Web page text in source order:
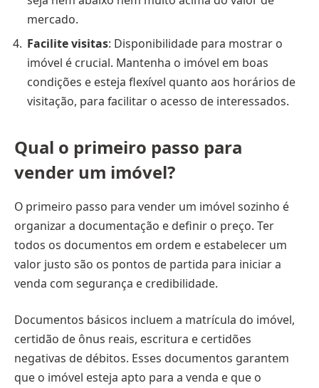
mercado.
Facilite visitas: Disponibilidade para mostrar o
imóvel é crucial. Mantenha o imóvel em boas
condições e esteja flexível quanto aos horários de
visitação, para facilitar o acesso de interessados.
Qual o primeiro passo para
vender um imóvel?
O primeiro passo para vender um imóvel sozinho é
organizar a documentação e definir o preço. Ter
todos os documentos em ordem e estabelecer um
valor justo são os pontos de partida para iniciar a
venda com segurança e credibilidade.
Documentos básicos incluem a matrícula do imóvel,
certidão de ônus reais, escritura e certidões
negativas de débitos. Esses documentos garantem
que o imóvel esteja apto para a venda e que o